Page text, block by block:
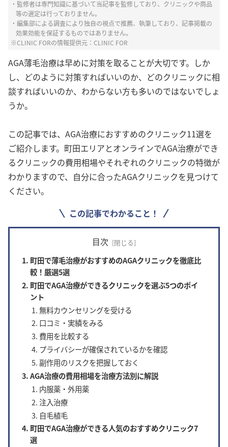
・監修者は専門知識に基づいて当記事を監修しており、クリニックや商品
等の選定は行っておりません。
・編集部による調査により独自の視点で推薦、執筆しており、記事掲載の
効果効能を保証するものではありません。
※CLINIC FORの情報提供元：CLINIC FOR
AGA薄毛治療は早めに対策を取ることが大切です。 しか
し、どのように対策すればいいのか、どのクリニックに相
談すればいいのか、わからない方も多いのではないでしょ
うか。
この記事では、AGA治療におすすめのクリニック11選を
ご紹介します。町田エリアとオンラインでAGA治療ができ
るクリニックの費用相場やそれぞれのクリニックの特徴が
わかりますので、自分に合ったAGAクリニックを見つけて
ください。
この記事でわかること！
目次
町田で薄毛治療がおすすめのAGAクリニックを徹底比
較！厳選5選
町田でAGA治療ができるクリニックを選ぶ5つのポイ
ント
無料カウンセリングを受ける
口コミ・実績をみる
費用を比較する
プライバシーが確保されているかを確認
副作用のリスクを把握しておく
AGA治療の費用相場を治療方法別に解説
内服薬・外用薬
注入治療
自毛植毛
町田でAGA治療ができる人気のおすすめクリニック7
選